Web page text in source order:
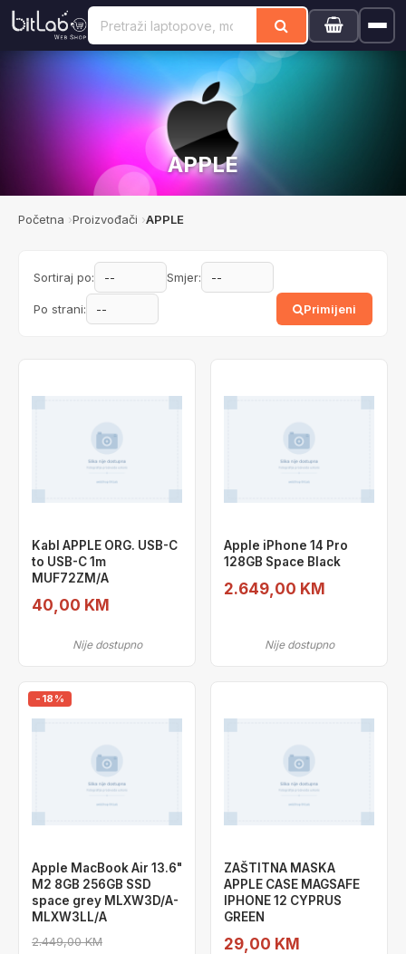
APPLE
Početna Proizvođači APPLE
Sortiraj po: Smjer:
Po strani: Primijeni
Kabl APPLE ORG. USB-C
to USB-C 1m
MUF72ZM/A
40,00 KM
Nije dostupno
Apple iPhone 14 Pro
128GB Space Black
2.649,00 KM
Nije dostupno
-18%
Apple MacBook Air 13.6"
M2 8GB 256GB SSD
space grey MLXW3D/A-
MLXW3LL/A
2.449,00 KM
ZAŠTITNA MASKA
APPLE CASE MAGSAFE
IPHONE 12 CYPRUS
GREEN
29,00 KM